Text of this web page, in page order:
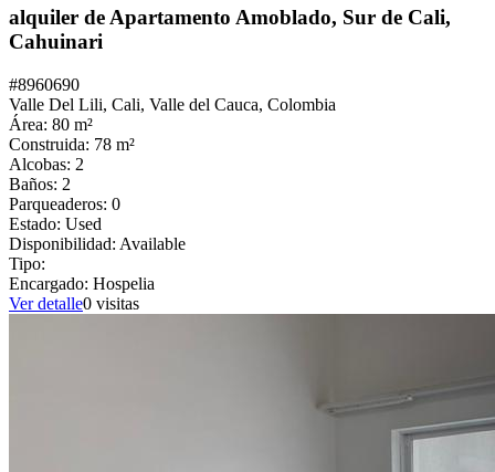
alquiler de Apartamento Amoblado, Sur de Cali,
Cahuinari
#8960690
Valle Del Lili, Cali, Valle del Cauca, Colombia
Área: 80 m²
Construida: 78 m²
Alcobas: 2
Baños: 2
Parqueaderos: 0
Estado: Used
Disponibilidad: Available
Tipo:
Encargado: Hospelia
Ver detalle0 visitas